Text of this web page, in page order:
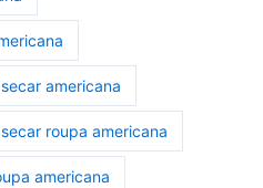
americana
roupa americana
americana